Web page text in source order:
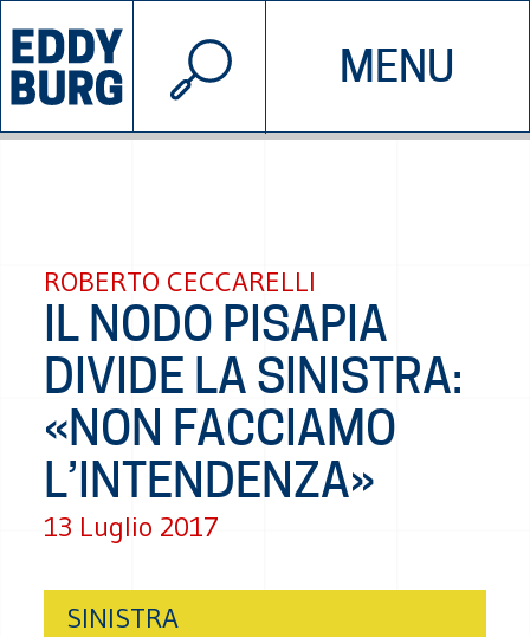
MENU
INIZIATIVE CHI SIAMO
© 2026 EDDYBURG
ROBERTO CECCARELLI
IL NODO PISAPIA
DIVIDE LA SINISTRA:
«NON FACCIAMO
L’INTENDENZA»
13 Luglio 2017
SINISTRA